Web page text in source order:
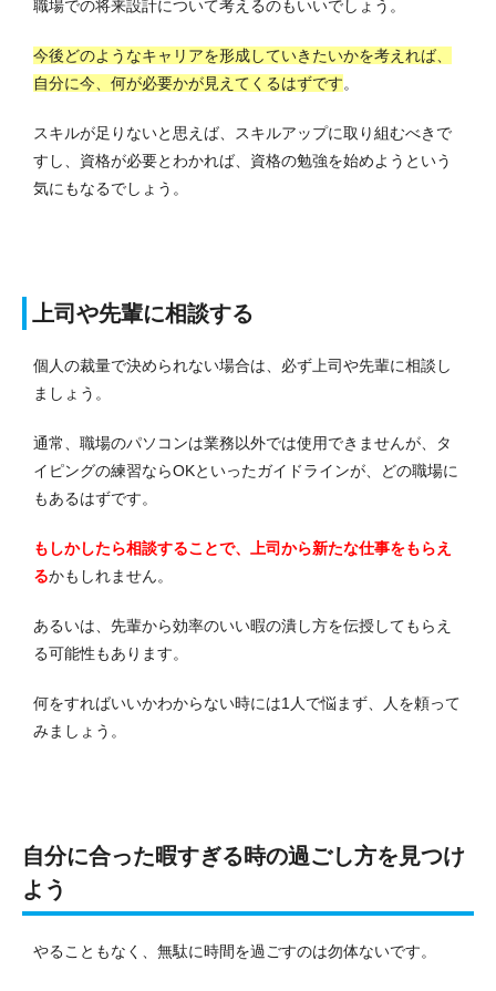
職場での将来設計について考えるのもいいでしょう。
今後どのようなキャリアを形成していきたいかを考えれば、
自分に今、何が必要かが見えてくるはずです。
スキルが足りないと思えば、スキルアップに取り組むべきで
すし、資格が必要とわかれば、資格の勉強を始めようという
気にもなるでしょう。
上司や先輩に相談する
個人の裁量で決められない場合は、必ず上司や先輩に相談し
ましょう。
通常、職場のパソコンは業務以外では使用できませんが、タ
イピングの練習ならOKといったガイドラインが、どの職場に
もあるはずです。
もしかしたら相談することで、上司から新たな仕事をもらえ
るかもしれません。
あるいは、先輩から効率のいい暇の潰し方を伝授してもらえ
る可能性もあります。
何をすればいいかわからない時には1人で悩まず、人を頼って
みましょう。
自分に合った暇すぎる時の過ごし方を見つけ
よう
やることもなく、無駄に時間を過ごすのは勿体ないです。